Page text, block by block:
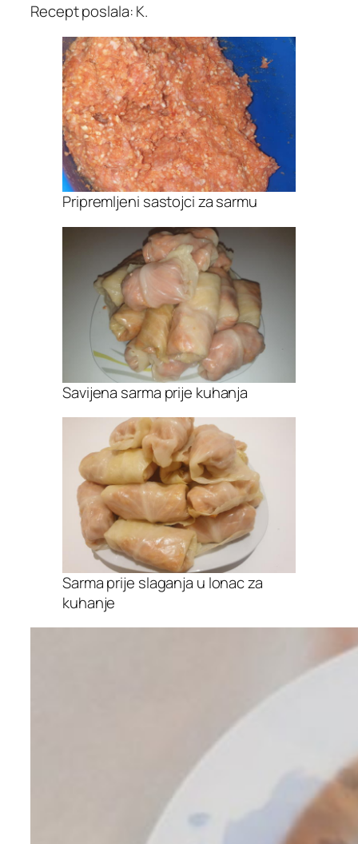
Recept poslala: K.
Pripremljeni sastojci za sarmu
Savijena sarma prije kuhanja
Sarma prije slaganja u lonac za
kuhanje